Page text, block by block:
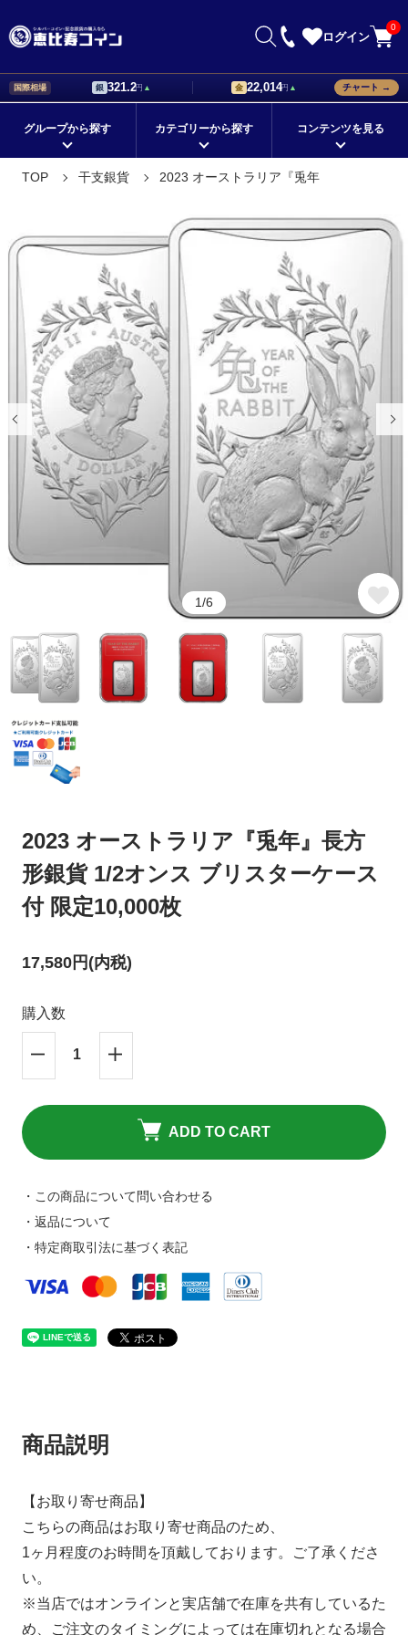
ログイン
0
国際相場 銀 321.2円 ▲ 金 22,014円 ▲ チャート →
グループから探す カテゴリーから探す コンテンツを見る
在庫ありの商品 国から探す
モチーフから探す
定番の地金型銀貨 コレクションに最適！
プレゼントにオススメ！ ★新着順すべての商品
鑑定済みコイン 人気のカラーコイン
クリスマスギフト お盆セール
メイプルリーフ銀貨 イーグル銀貨
ウィーンフィルハーモニー銀貨
ドナルド・トランプ デザイン
ゲルマニア銀貨 コレクション銀貨
金貨 プラチナ
パラジウム スリーグレイセス（三美神）
ウナとライオン カンガルー銀貨
コアラ銀貨 カワセミ銀貨
クルーガーランド銀貨 パンダ銀貨
エレファント銀貨
干支銀貨
ロイヤルミントコイン シルバーラウンド
初心者が知っておきたい銀貨の
銀貨の値段はどう決まる？価格
記念銀貨の価値は？値段に差が
つくポイントをチェック
海外銀貨の種類と購入時のポイ
海外銀貨の価値と人気が上がる
理由について解説
外国銀貨を集めて珍しい銀貨の
コレクションを作ろう
価値のある外国銀貨の特徴を購
入前に知ろう
銀貨の販売店で珍しいコレクシ
ョン品を手に入れよう
銀貨を通販で購入できる方法。
そのメリットとは
銀貨の相場と事前に調べておく
メリットとは
銀貨をコレクションするなら評
判を調べておこう
銀貨の買取方法と高値にする方
法について解説
銀貨の口コミで押さえたいポイ
ントや見方、注意点とは
コレクションに最適！おすすめ
の銀貨を紹介
銀貨が人気の理由は？注目が集
まっている種類を解説
銀貨の購入方法とは？ネットで
完結する通販がおすすめ
銀貨の相場は今いくら？価格の
銀貨の価値を見極める方法と
は？
銀貨で投資は可能！その理由と
方法とは
記念銀貨とは？その種類と人気
の秘密を解説
案内
クーポンのご利用方法
HPリニューアルのお知らせ
TOP 干支銀貨 2023 オーストラリア『兎年
1/6
2023 オーストラリア『兎年』長方
形銀貨 1/2オンス ブリスターケース
付 限定10,000枚
17,580円(内税)
購入数
ADD TO CART
・この商品について問い合わせる
・返品について
・特定商取引法に基づく表記
商品説明
【お取り寄せ商品】
こちらの商品はお取り寄せ商品のため、
1ヶ月程度のお時間を頂戴しております。ご了承くださ
い。
※当店ではオンラインと実店舗で在庫を共有しているた
め、ご注文のタイミングによっては在庫切れとなる場合